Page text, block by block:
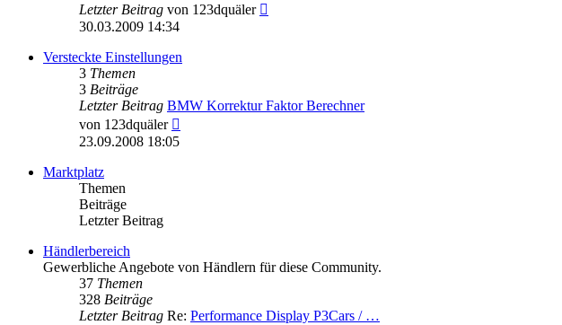
Letzter Beitrag von 123dquäler
30.03.2009 14:34
Versteckte Einstellungen
3 Themen
3 Beiträge
Letzter Beitrag BMW Korrektur Faktor Berechner
von 123dquäler
23.09.2008 18:05
Marktplatz
Themen
Beiträge
Letzter Beitrag
Händlerbereich
Gewerbliche Angebote von Händlern für diese Community.
37 Themen
328 Beiträge
Letzter Beitrag Re: Performance Display P3Cars / …